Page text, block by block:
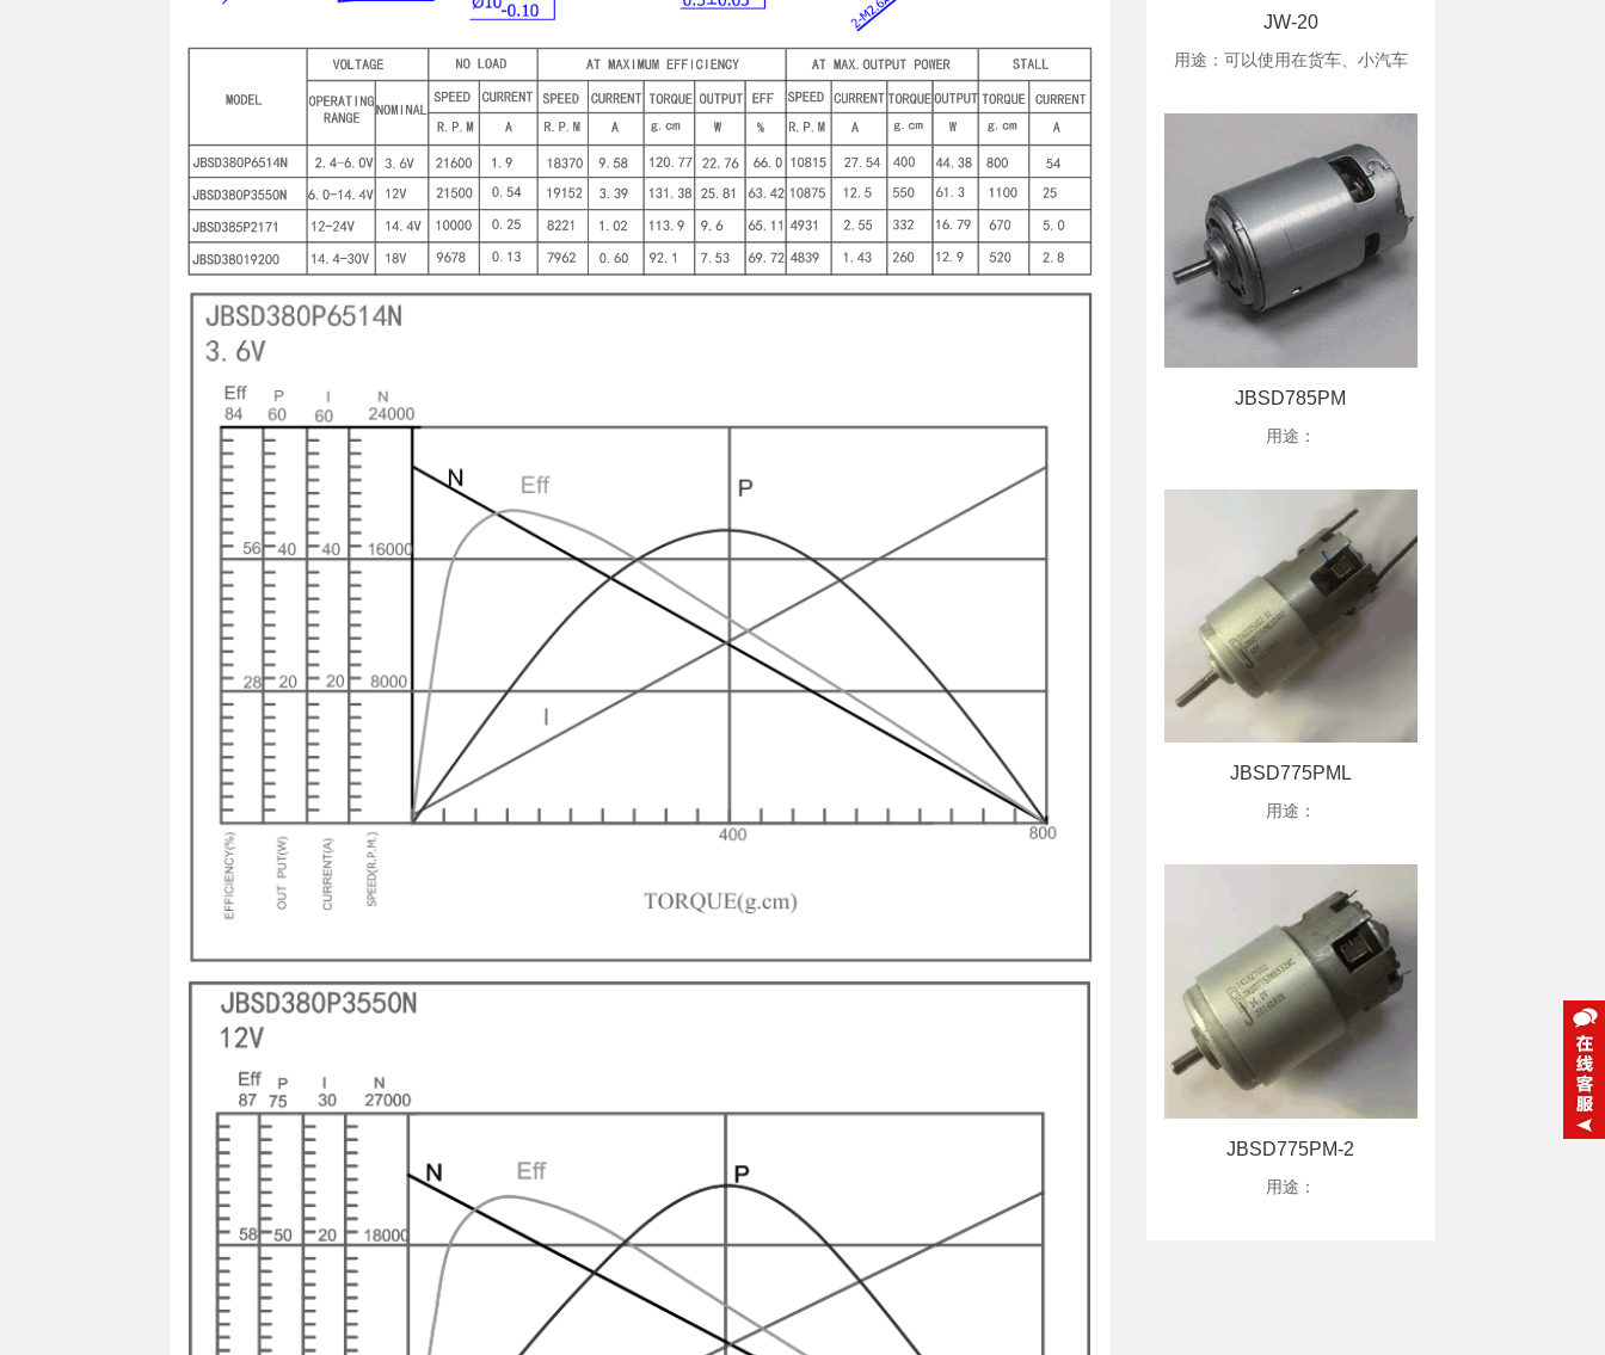
JW-20
用途：可以使用在货车、小汽车
JBSD785PM
用途：
JBSD775PML
用途：
JBSD775PM-2
用途：